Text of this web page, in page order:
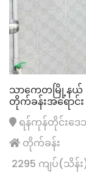
သာကေတမြို့နယ်
တိုက်ခန်းအရောင်း
ရန်ကုန်တိုင်းဒ
တိုက်ခန်း
2295 ကျပ်(သိန်း